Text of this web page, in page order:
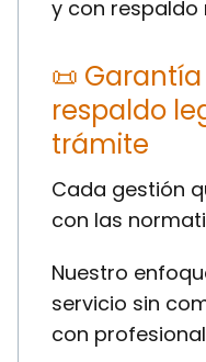
y con respaldo
📜
respaldo
trámite
Cada gestión
con las
Nuestro
servicio sin
con